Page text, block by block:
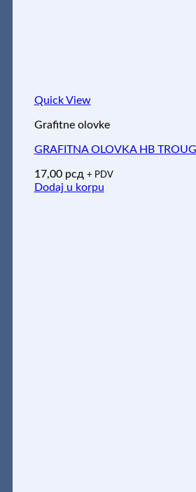
Quick View
Grafitne olovke
GRAFITNA OLOVKA HB
17,00 рсд + PDV
Dodaj u korpu